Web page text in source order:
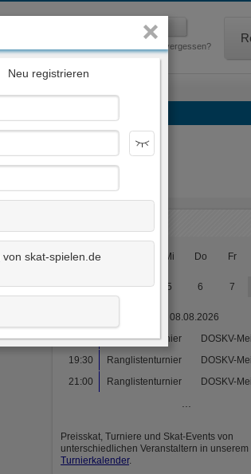
Passwort vergessen?
Mo Mi Do Fr
32 3 4 5 6 7
Sa, 08.08.2026
18:00
Ranglistenturnier
DOSKV-
19:30
Ranglistenturnier
DOSKV-
21:00
Ranglistenturnier DOSKV-
Preisskat, Turniere und Skat-Events von
unterschiedlichen Veranstaltern in unserem
Turnierkalender.
Neu registrieren
von skat-spielen.de